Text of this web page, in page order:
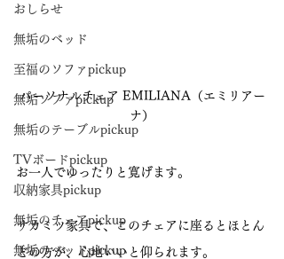
おしらせ
無垢のベッド
至福のソファpickup
無垢ソファpickup
無垢のテーブルpickup
TVボードpickup
収納家具pickup
無垢のチェアpickup
無垢のベッドpickup
パーソナルチェア EMILIANA（エミリアー
ナ）
お一人でゆったりと寛げます。
サカミツ家具で、このチェアに座るとほとん
どの方が、心地いいと仰られます。